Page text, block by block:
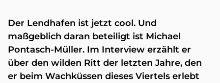
Der Lendhafen ist jetzt cool. Und
maßgeblich daran beteiligt ist Michael
Pontasch-Müller. Im Interview erzählt er
über den wilden Ritt der letzten Jahre, den
er beim Wachküssen dieses Viertels erlebt